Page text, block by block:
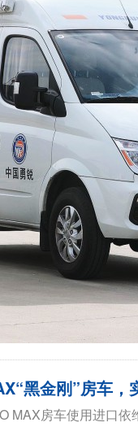
黑金刚”房车，
MAX房车使用进口